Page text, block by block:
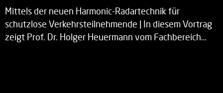
Mittels der neuen Harmonic-Radartechnik für
schutzlose Verkehrsteilnehmende | In diesem Vortrag
zeigt Prof. Dr. Holger Heuermann vom Fachbereich…